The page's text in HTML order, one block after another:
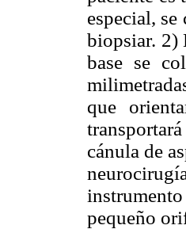
especial,
biopsiar. 2)
base se
que
cánula de
pequeño